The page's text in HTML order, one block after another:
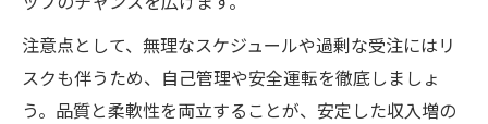
注意点として、無理なスケジュールや過剰な受注にはリ
スクも伴うため、自己管理や安全運転を徹底しましょ
う。品質と柔軟性を両立することが、安定した収入増の